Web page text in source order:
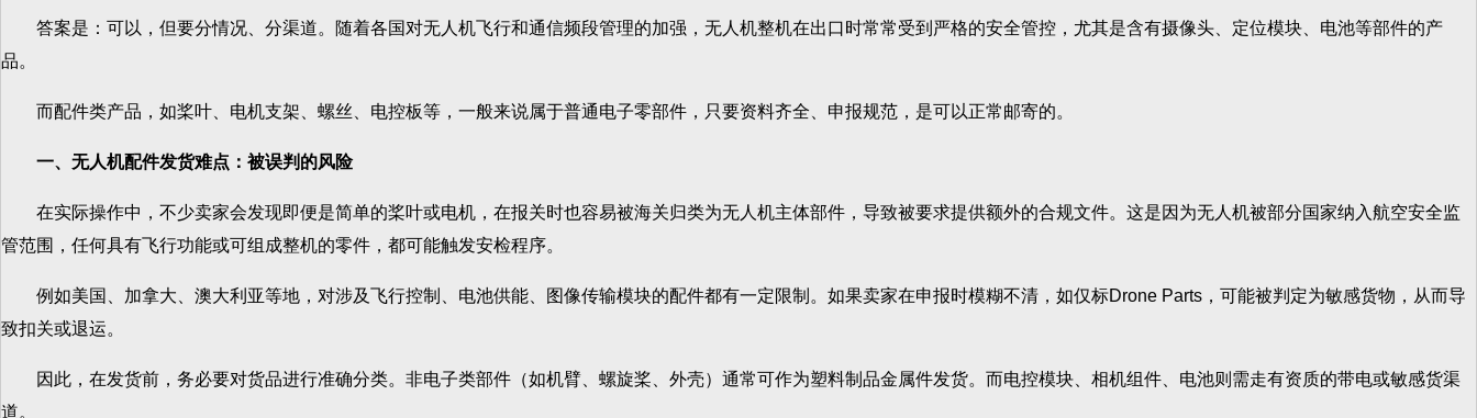
答案是：可以，但要分情况、分渠道。随着各国对无人机飞行和通信频段管理的加强，无人机整机在出口时常常受到严格的安全管控，尤其是含有摄像头、定位模块、电池等部件的产
品。
而配件类产品，如桨叶、电机支架、螺丝、电控板等，一般来说属于普通电子零部件，只要资料齐全、申报规范，是可以正常邮寄的。
一、无人机配件发货难点：被误判的风险
在实际操作中，不少卖家会发现即便是简单的桨叶或电机，在报关时也容易被海关归类为无人机主体部件，导致被要求提供额外的合规文件。这是因为无人机被部分国家纳入航空安全监
管范围，任何具有飞行功能或可组成整机的零件，都可能触发安检程序。
例如美国、加拿大、澳大利亚等地，对涉及飞行控制、电池供能、图像传输模块的配件都有一定限制。如果卖家在申报时模糊不清，如仅标Drone Parts，可能被判定为敏感货物，从而导
致扣关或退运。
因此，在发货前，务必要对货品进行准确分类。非电子类部件（如机臂、螺旋桨、外壳）通常可作为塑料制品金属件发货。而电控模块、相机组件、电池则需走有资质的带电或敏感货渠
道。